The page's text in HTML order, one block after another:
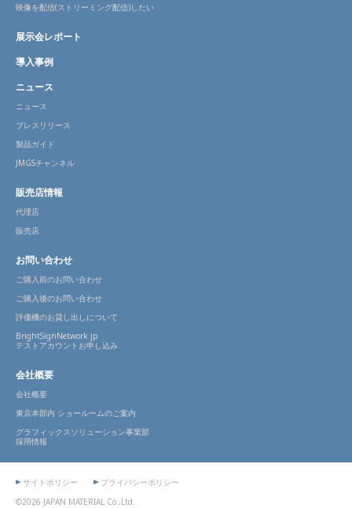
映像を配信(ストリーミング配信)したい
展示会レポート
導入事例
ニュース
ニュース
プレスリリース
製品ガイド
JMGSチャンネル
販売店情報
代理店
販売店
お問い合わせ
ご購入前のお問い合わせ
ご購入後のお問い合わせ
評価機のお貸し出しについて
BrightSignNetwork.jp
テストアカウントお申し込み
会社概要
会社概要
東京本部内 ショールームのご案内
グラフィックスソリューション事業部
採用情報
©2026 JAPAN MATERIAL Co.,Ltd.
サイトポリシー プライバシーポリシー